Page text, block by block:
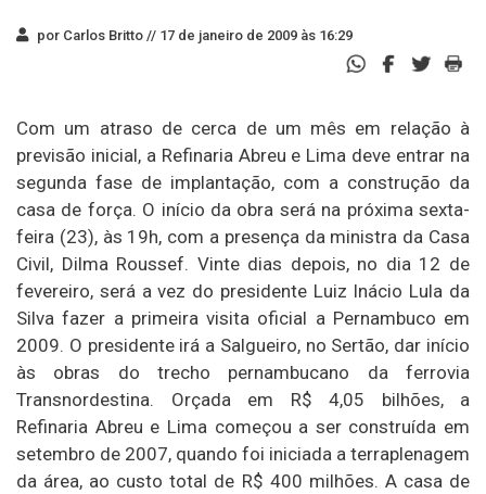
por Carlos Britto // 17 de janeiro de 2009 às 16:29
Com um atraso de cerca de um mês em relação à
previsão inicial, a Refinaria Abreu e Lima deve entrar na
segunda fase de implantação, com a construção da
casa de força. O início da obra será na próxima sexta-
feira (23), às 19h, com a presença da ministra da Casa
Civil, Dilma Roussef. Vinte dias depois, no dia 12 de
fevereiro, será a vez do presidente Luiz Inácio Lula da
Silva fazer a primeira visita oficial a Pernambuco em
2009. O presidente irá a Salgueiro, no Sertão, dar início
às obras do trecho pernambucano da ferrovia
Transnordestina. Orçada em R$ 4,05 bilhões, a
Refinaria Abreu e Lima começou a ser construída em
setembro de 2007, quando foi iniciada a terraplenagem
da área, ao custo total de R$ 400 milhões. A casa de